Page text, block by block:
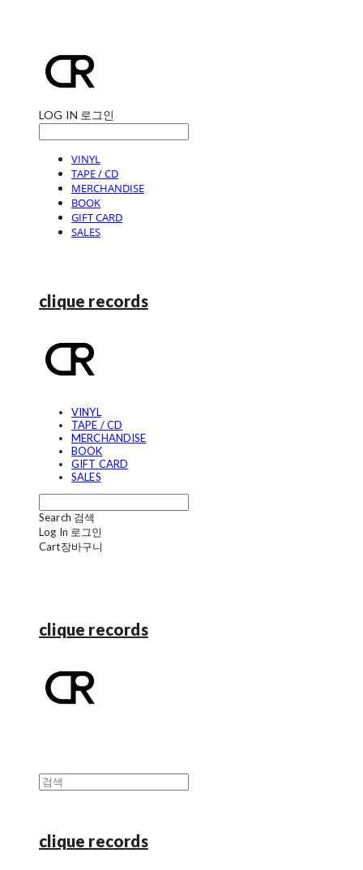
LOG IN 로그인
VINYL
TAPE / CD
MERCHANDISE
BOOK
GIFT CARD
SALES
clique records
VINYL
TAPE / CD
MERCHANDISE
BOOK
GIFT CARD
SALES
Search 검색
Log In 로그인
Cart장바구니
clique records
clique records